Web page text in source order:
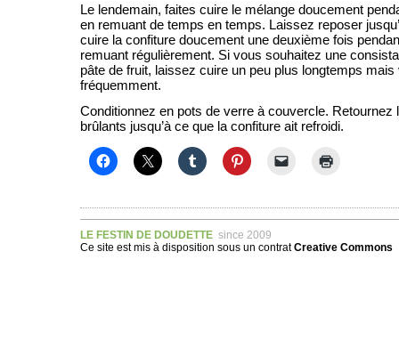
Le lendemain, faites cuire le mélange doucement
en remuant de temps en temps. Laissez reposer
cuire la confiture doucement une deuxième fois
remuant régulièrement. Si vous souhaitez une
pâte de fruit, laissez cuire un peu plus longtemps
fréquemment.
Conditionnez en pots de verre à couvercle. Retournez
brûlants jusqu’à ce que la confiture ait refroidi.
LE FESTIN DE DOUDETTE since 2009
Ce site est mis à disposition sous un contratCreative Commons